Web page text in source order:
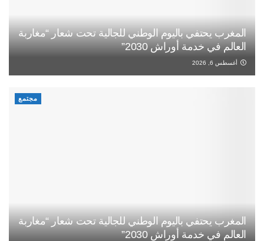
المغرب يحتفي باليوم الوطني للجالية تحت شعار “مغاربة
العالم في خدمة أوراش 2030”
أغسطس 6, 2026
مجتمع
المغرب يحتفي باليوم الوطني للجالية تحت شعار “مغاربة
العالم في خدمة أوراش 2030”